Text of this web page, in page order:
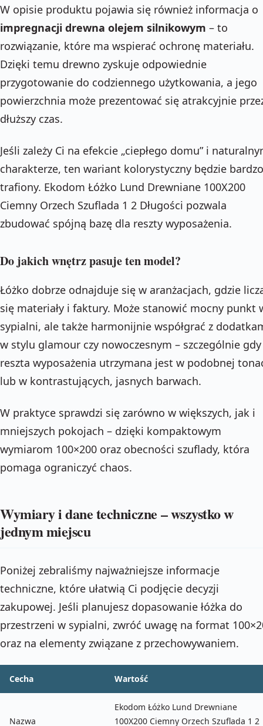
W opisie produktu pojawia się również informacja o
impregnacji drewna olejem silnikowym – to
rozwiązanie, które ma wspierać ochronę materiału.
Dzięki temu drewno zyskuje odpowiednie
przygotowanie do codziennego użytkowania, a jego
powierzchnia może prezentować się atrakcyjnie
dłuższy czas.
Jeśli zależy Ci na efekcie „ciepłego domu” i
charakterze, ten wariant kolorystyczny będzie bardzo
trafiony. Ekodom Łóżko Lund Drewniane 100X200
Ciemny Orzech Szuflada 1 2 Długości pozwala
zbudować spójną bazę dla reszty wyposażenia.
Do jakich wnętrz pasuje ten model?
Łóżko dobrze odnajduje się w aranżacjach, gdzie
się materiały i faktury. Może stanowić mocny punkt
sypialni, ale także harmonijnie współgrać z
w stylu glamour czy nowoczesnym – szczególnie gdy
reszta wyposażenia utrzymana jest w podobnej
lub w kontrastujących, jasnych barwach.
W praktyce sprawdzi się zarówno w większych, jak i
mniejszych pokojach – dzięki kompaktowym
wymiarom 100×200 oraz obecności szuflady, która
pomaga ograniczyć chaos.
Wymiary i dane techniczne – wszystko w
jednym miejscu
Poniżej zebraliśmy najważniejsze informacje
techniczne, które ułatwią Ci podjęcie decyzji
zakupowej. Jeśli planujesz dopasowanie łóżka do
przestrzeni w sypialni, zwróć uwagę na format
oraz na elementy związane z przechowywaniem.
Cecha Wartość
Nazwa
Ekodom Łóżko Lund Drewniane
100X200 Ciemny Orzech Szuflada 1 2